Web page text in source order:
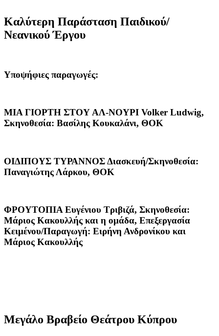
Καλύτερη Παράσταση Παιδικού/
Νεανικού Έργου
Υποψήφιες παραγωγές:
ΜΙΑ ΓΙΟΡΤΗ ΣΤΟΥ ΑΛ-ΝΟΥΡΙ Volker Ludwig,
Σκηνοθεσία: Βασίλης Κουκαλάνι, ΘΟΚ
ΟΙΔΙΠΟΥΣ ΤΥΡΑΝΝΟΣΔιασκευή/Σκηνοθεσία:
Παναγιώτης Λάρκου, ΘΟΚ
ΦΡΟΥΤΟΠΙΑ Ευγένιου Τριβιζά, Σκηνοθεσία:
Μάριος Κακουλλής και η ομάδα, Επεξεργασία
Κειμένου/Παραγωγή: Ειρήνη Ανδρονίκου και
Μάριος Κακουλλής
Μεγάλο Βραβείο Θεάτρου Κύπρου